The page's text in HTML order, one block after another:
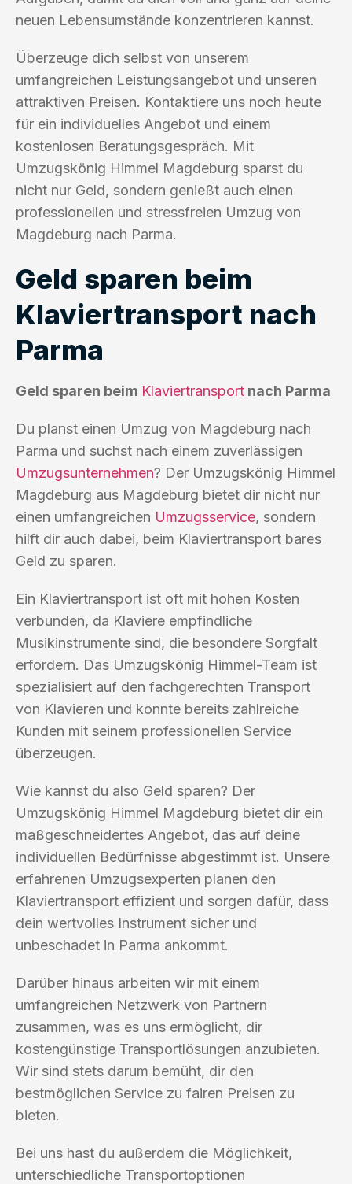
neuen Lebensumstände konzentrieren kannst.
Überzeuge dich selbst von unserem
umfangreichen Leistungsangebot und unseren
attraktiven Preisen. Kontaktiere uns noch heute
für ein individuelles Angebot und einem
kostenlosen Beratungsgespräch. Mit
Umzugskönig Himmel Magdeburg sparst du
nicht nur Geld, sondern genießt auch einen
professionellen und stressfreien Umzug von
Magdeburg nach Parma.
Geld sparen beim
Klaviertransport nach
Parma
Geld sparen beim Klaviertransport nach Parma
Du planst einen Umzug von Magdeburg nach
Parma und suchst nach einem zuverlässigen
Umzugsunternehmen? Der Umzugskönig Himmel
Magdeburg aus Magdeburg bietet dir nicht nur
einen umfangreichen Umzugsservice, sondern
hilft dir auch dabei, beim Klaviertransport bares
Geld zu sparen.
Ein Klaviertransport ist oft mit hohen Kosten
verbunden, da Klaviere empfindliche
Musikinstrumente sind, die besondere Sorgfalt
erfordern. Das Umzugskönig Himmel-Team ist
spezialisiert auf den fachgerechten Transport
von Klavieren und konnte bereits zahlreiche
Kunden mit seinem professionellen Service
überzeugen.
Wie kannst du also Geld sparen? Der
Umzugskönig Himmel Magdeburg bietet dir ein
maßgeschneidertes Angebot, das auf deine
individuellen Bedürfnisse abgestimmt ist. Unsere
erfahrenen Umzugsexperten planen den
Klaviertransport effizient und sorgen dafür, dass
dein wertvolles Instrument sicher und
unbeschadet in Parma ankommt.
Darüber hinaus arbeiten wir mit einem
umfangreichen Netzwerk von Partnern
zusammen, was es uns ermöglicht, dir
kostengünstige Transportlösungen anzubieten.
Wir sind stets darum bemüht, dir den
bestmöglichen Service zu fairen Preisen zu
bieten.
Bei uns hast du außerdem die Möglichkeit,
unterschiedliche Transportoptionen